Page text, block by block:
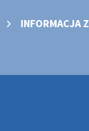
INFORMACJA